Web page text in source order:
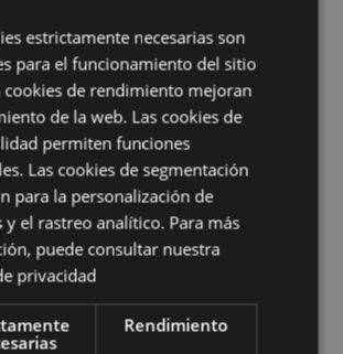
más acerca de los métodos de trabajo
Encuentra todo lo que necesitas saber
compra del cliente.
del Producto
9cm Ancho 11.5cm Profundidad 8cm
5055071746741
36
estrictamente necesarias son
para el funcionamiento del sitio
cookies de rendimiento mejoran
de la web. Las cookies de
permiten funciones
Las cookies de segmentación
para la personalización de
y el rastreo analítico. Para más
puede consultar nuestra
privacidad
Rendimiento